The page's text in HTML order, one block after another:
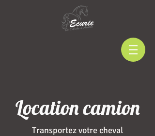
Location camion
Transportez votre cheval